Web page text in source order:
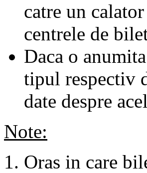
catre un
centrele de
Daca o
tipul respectiv
date despre
Note:
Oras in care